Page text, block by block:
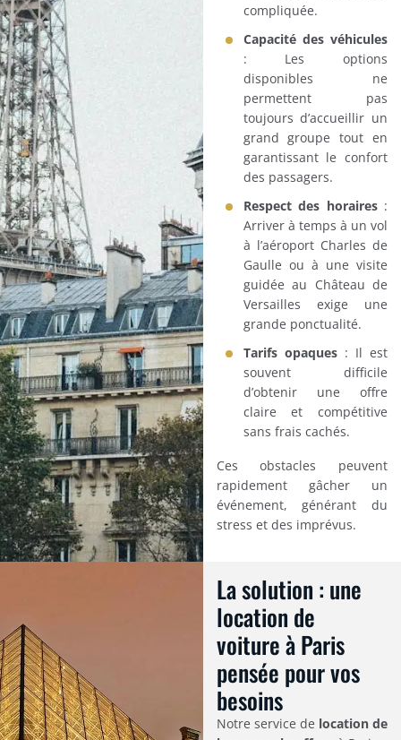
compliquée.
Capacité des véhicules
: Les options
disponibles ne
permettent pas
toujours d’accueillir un
grand groupe tout en
garantissant le confort
des passagers.
Respect des horaires:
Arriver à temps à un vol
à l’aéroport Charles de
Gaulle ou à une visite
guidée au Château de
Versailles exige une
grande ponctualité.
Tarifs opaques: Il est
souvent difficile
d’obtenir une offre
claire et compétitive
sans frais cachés.
Ces obstacles peuvent
rapidement gâcher un
événement, générant du
stress et des imprévus.
La solution : une
location de
voiture à Paris
pensée pour vos
besoins
Notre service de location de